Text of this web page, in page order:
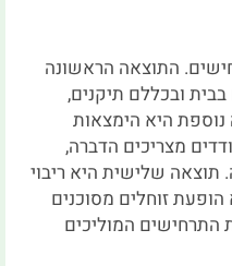
התוצאה הראשונה
ובכללם תיקנים,
היא הימצאות
מצריכים הדברה,
תוצאה שלישית היא ריבוי
הופעת זוחלים מסוכנים
התרחישים המוליכים